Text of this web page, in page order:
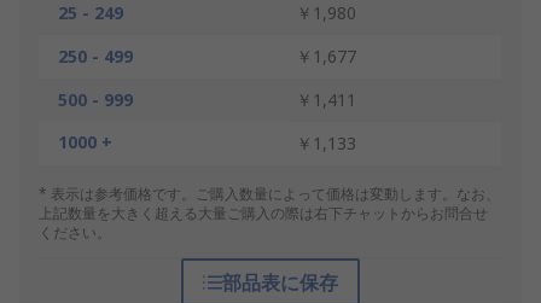
25 - 249
￥1,980
250 - 499
￥1,677
500 - 999
￥1,411
1000 +
￥1,133
* 表示は参考価格です。ご購入数量によって価格は変動します。なお、
上記数量を大きく超える大量ご購入の際は右下チャットからお問合せ
ください。
部品表に保存